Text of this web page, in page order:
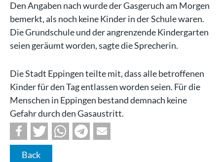
Den Angaben nach wurde der Gasgeruch am Morgen
bemerkt, als noch keine Kinder in der Schule waren.
Die Grundschule und der angrenzende Kindergarten
seien geräumt worden, sagte die Sprecherin.
Die Stadt Eppingen teilte mit, dass alle betroffenen
Kinder für den Tag entlassen worden seien. Für die
Menschen in Eppingen bestand demnach keine
Gefahr durch den Gasaustritt.
Back